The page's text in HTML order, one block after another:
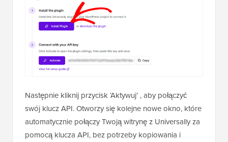
Następnie kliknij przycisk ‘Aktywuj’ , aby połączyć
swój klucz API. Otworzy się kolejne nowe okno, które
automatycznie połączy Twoją witrynę z Universally za
pomocą klucza API, bez potrzeby kopiowania i